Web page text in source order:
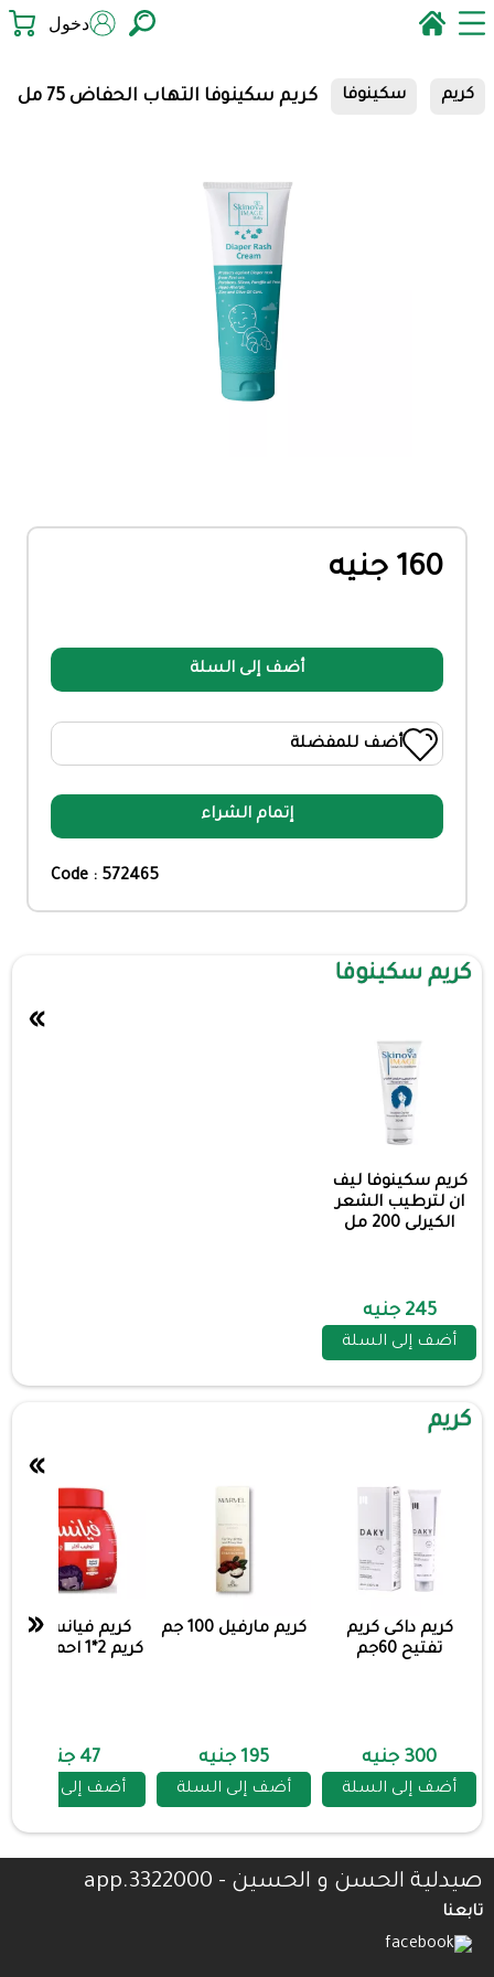
دخول
كريم سكينوفا كريم سكينوفا التهاب الحفاض 75 مل
160 جنيه
أضف إلى السلة
أضف للمفضلة
إتمام الشراء
Code : 572465
كريم سكينوفا
كريم سكينوفا ليف
ان لترطيب الشعر
الكيرلى 200 مل
245 جنيه
أضف إلى السلة
»
كريم
كريم داكى كريم
تفتيح 60جم
300 جنيه
أضف إلى السلة
كريم مارفيل 100 جم
195 جنيه
أضف إلى السلة
كريم فيانسية جل
كريم 2*1 احمر 225مل
47 جنيه
أضف إلى السلة
»
«
صيدلية الحسن و الحسين - 3322000.app
تابعنا